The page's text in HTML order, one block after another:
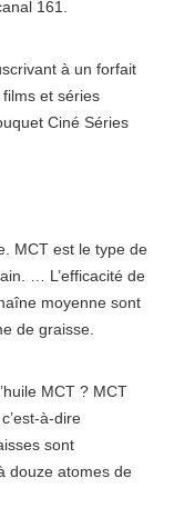
161.
à un forfait
et séries
Ciné Séries
MCT est le type de
… L’efficacité de
moyenne sont
de graisse.
MCT ? MCT
à-dire
sont
douze atomes de